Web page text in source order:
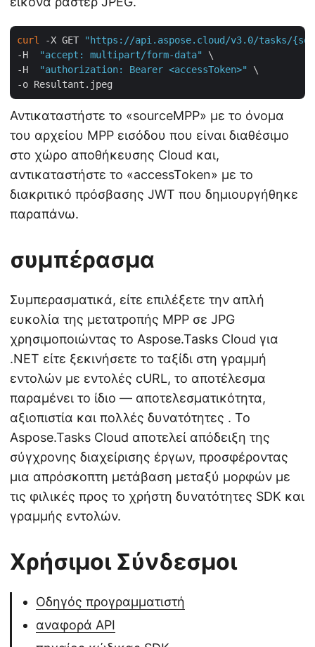
curl -X GET
"https://api.aspose.cloud/v3.0/tasks/
-H
"accept: multipart/form-data"
\
-H
"authorization: Bearer <accessToken>"
\
Αντικαταστήστε το «sourceMPP» με το όνομα
του αρχείου MPP εισόδου που είναι διαθέσιμο
στο χώρο αποθήκευσης Cloud και,
αντικαταστήστε το «accessToken» με το
διακριτικό πρόσβασης JWT που δημιουργήθηκε
παραπάνω.
συμπέρασμα
Συμπερασματικά, είτε επιλέξετε την απλή
ευκολία της μετατροπής MPP σε JPG
χρησιμοποιώντας το Aspose.Tasks Cloud για
.NET είτε ξεκινήσετε το ταξίδι στη γραμμή
εντολών με εντολές cURL, το αποτέλεσμα
παραμένει το ίδιο — αποτελεσματικότητα,
αξιοπιστία και πολλές δυνατότητες . Το
Aspose.Tasks Cloud αποτελεί απόδειξη της
σύγχρονης διαχείρισης έργων, προσφέροντας
μια απρόσκοπτη μετάβαση μεταξύ μορφών με
τις φιλικές προς το χρήστη δυνατότητες SDK και
γραμμής εντολών.
Χρήσιμοι Σύνδεσμοι
Οδηγός προγραμματιστή
αναφορά API